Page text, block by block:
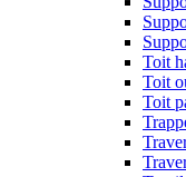
Toit
Toit
Toit